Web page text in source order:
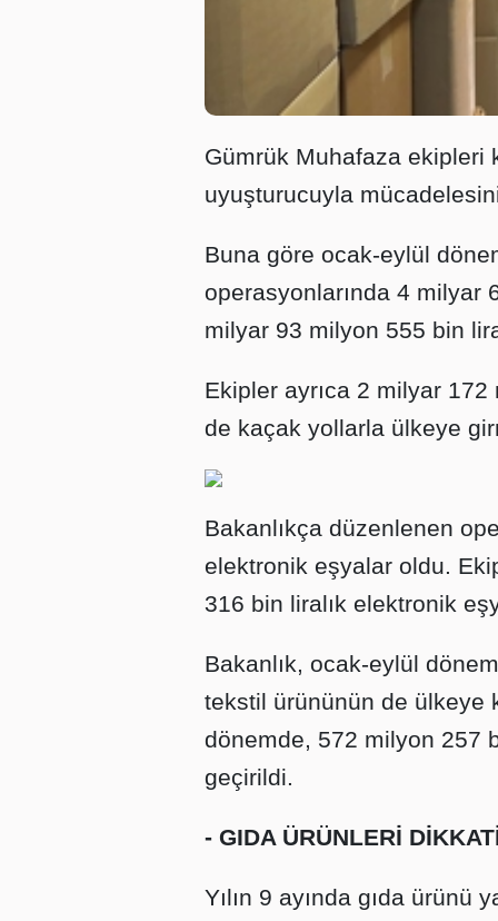
Gümrük Muhafaza ekipleri
uyuşturucuyla
Buna göre ocak-eylül
operasyonlarında 4 milyar
milyar 93 milyon 555 bin
Ekipler ayrıca 2 milyar
de kaçak yollarla ülkeye
Bakanlıkça düzenlenen
elektronik eşyalar oldu.
316 bin liralık elektronik
Bakanlık, ocak-eylül
tekstil ürününün de ülkeye
dönemde, 572 milyon 257
geçirildi.
- GIDA ÜRÜNLERİ
Yılın 9 ayında gıda ürünü